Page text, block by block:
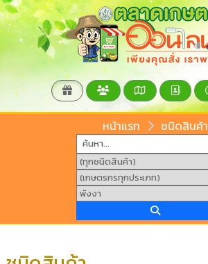
หน้าแรก ชนิดสินค้า